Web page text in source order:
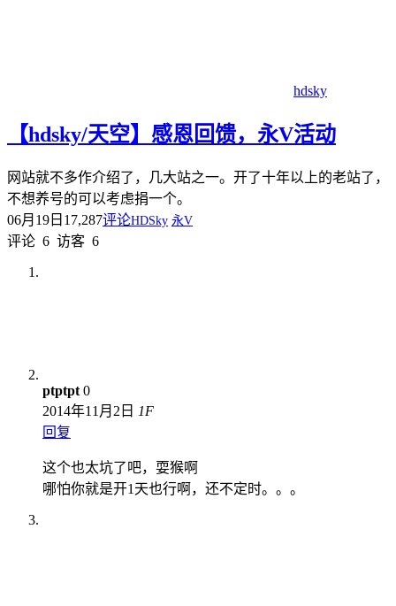
hdsky
【hdsky/天空】感恩回馈，永V活动
网站就不多作介绍了，几大站之一。开了十年以上的老站了，
不想养号的可以考虑捐一个。
06月19日 17,287评论HDSky 永V
评论 6 访客 6
ptptpt 0
2014年11月2日 1F
回复
这个也太坑了吧，耍猴啊
哪怕你就是开1天也行啊，还不定时。。。